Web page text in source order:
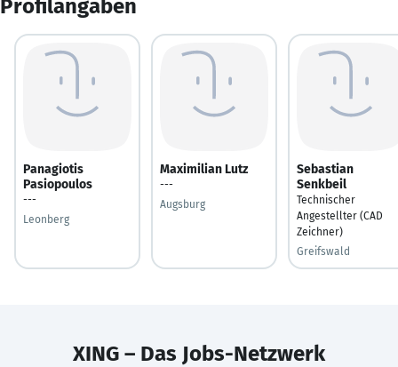
Profilangaben
Panagiotis
Pasiopoulos
---
Leonberg
Maximilian Lutz
---
Augsburg
Sebastian
Senkbeil
Technischer
Angestellter (CAD
Zeichner)
Greifswald
XING – Das Jobs-Netzwerk